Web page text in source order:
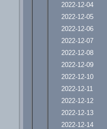
2022-12-04
2022-12-05
2022-12-06
2022-12-07
2022-12-08
2022-12-09
2022-12-10
2022-12-11
2022-12-12
2022-12-13
2022-12-14